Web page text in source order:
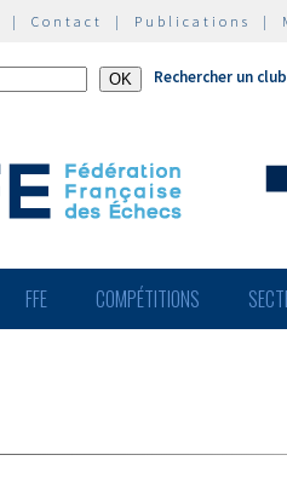
| Contact | Publications |
Rechercher un club
FFE COMPÉTITIONS